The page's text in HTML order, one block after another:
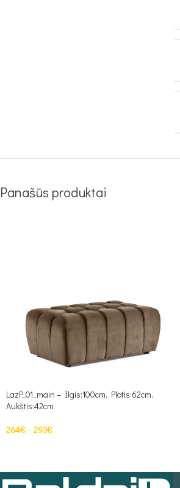
Panašūs produktai
LazP_01_main – Ilgis:100cm, Plotis:62cm,
Aukštis:42cm
264€–293€